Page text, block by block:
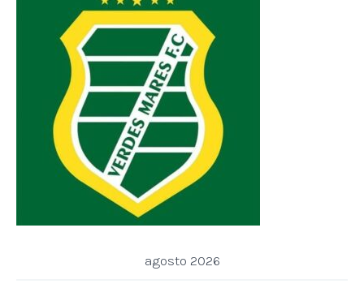
agosto 2026